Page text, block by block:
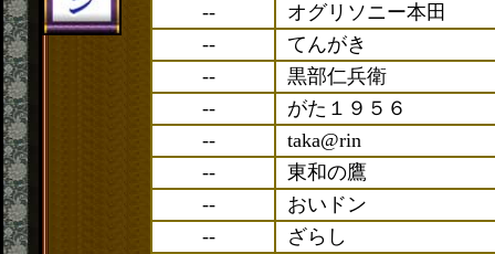
--
オグリソニー本田
--
てんがき
--
黒部仁兵衛
--
がた１９５６
--
taka@rin
--
東和の鷹
--
おいドン
--
ざらし